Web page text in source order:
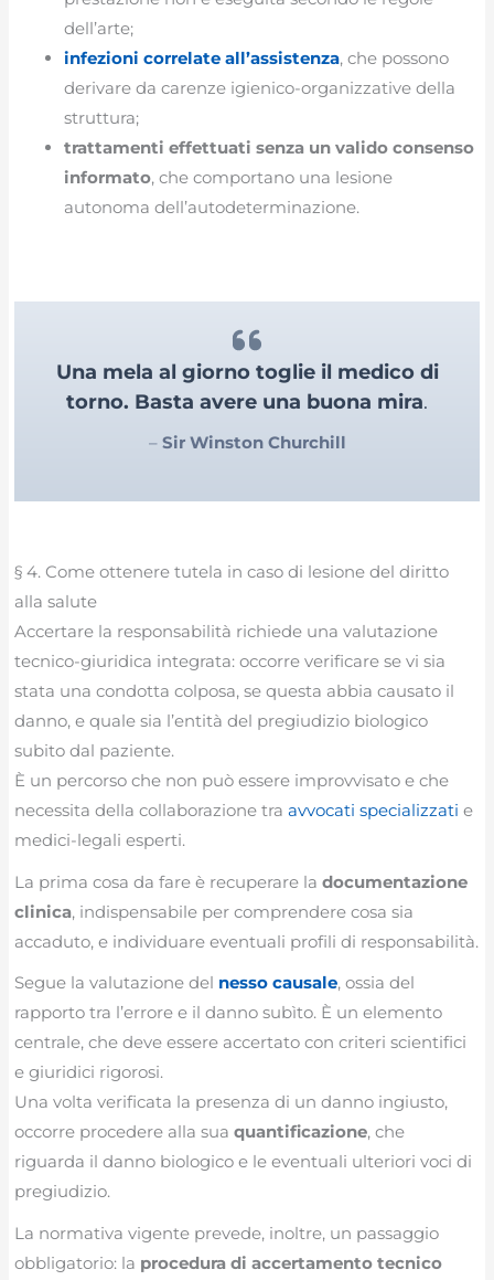
dell’arte;
infezioni correlate all’assistenza, che possono
derivare da carenze igienico-organizzative della
struttura;
trattamenti effettuati senza un valido consenso
informato, che comportano una lesione
autonoma dell’autodeterminazione.
Una mela al giorno toglie il medico di
torno. Basta avere una buona mira.
– Sir Winston Churchill
§ 4. Come ottenere tutela in caso di lesione del diritto
alla salute
Accertare la responsabilità richiede una valutazione
tecnico-giuridica integrata: occorre verificare se vi sia
stata una condotta colposa, se questa abbia causato il
danno, e quale sia l’entità del pregiudizio biologico
subito dal paziente.
È un percorso che non può essere improvvisato e che
necessita della collaborazione traavvocati specializzati e
medici-legali esperti.
La prima cosa da fare è recuperare ladocumentazione
clinica, indispensabile per comprendere cosa sia
accaduto, e individuare eventuali profili di responsabilità.
Segue la valutazione del nesso causale, ossia del
rapporto tra l’errore e il danno subìto. È un elemento
centrale, che deve essere accertato con criteri scientifici
e giuridici rigorosi.
Una volta verificata la presenza di un danno ingiusto,
occorre procedere alla suaquantificazione, che
riguarda il danno biologico e le eventuali ulteriori voci di
pregiudizio.
La normativa vigente prevede, inoltre, un passaggio
obbligatorio: la procedura di accertamento tecnico